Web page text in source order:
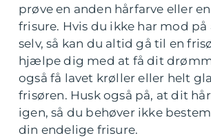
prøve en anden hårfarve eller
frisure. Hvis du ikke har mod
selv, så kan du altid gå til en
hjælpe dig med at få dit
også få lavet krøller eller helt
frisøren. Husk også på, at dit
igen, så du behøver ikke
din endelige frisure.